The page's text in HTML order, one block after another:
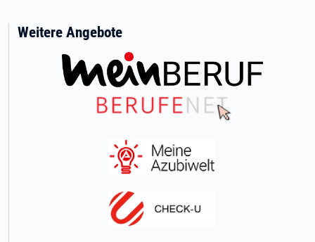
Weitere Angebote